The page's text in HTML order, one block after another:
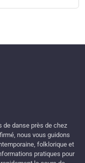
de danse près de chez
nous vous guidons
folklorique et
pratiques pour